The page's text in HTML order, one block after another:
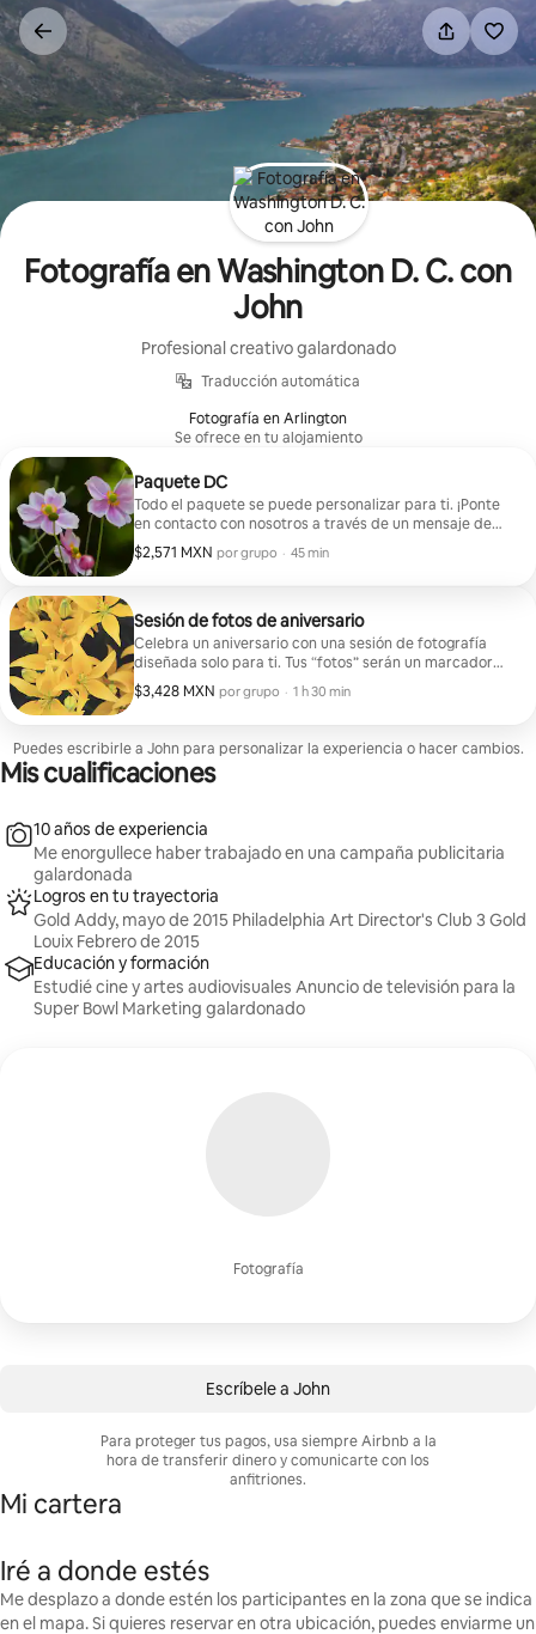
Ir
al
contenido
Fotografía en Washington D. C. con
John
Profesional creativo galardonado
Traducción automática
Fotografía en Arlington
Se ofrece en tu alojamiento
Paquete DC
Todo el paquete se puede personalizar para ti. ¡Ponte
en contacto con nosotros a través de un mensaje de
Airbnb para que lo hablemos! 1. Sesión de fotos en
grupo 2. Sesión de fotos individual (hasta 6 personas).
Monumento a Lincoln, Tidal Basin, Tudor Place, Corte
Suprema del Capitolio de los Estados Unidos.
$2,571 MXN por grupo
$2,571 MXN por grupo
, · 45 min
Sesión de fotos de aniversario
Celebra un aniversario con una sesión de fotografía
diseñada solo para ti. Tus “fotos” serán un marcador
en tu libro de recuerdos. Lo que obtendrás: 10 fotos
retocadas (varias poses) 10 fotos sin retoques
opción.
$3,428 MXN por grupo
$3,428 MXN por grupo
, · 1 h 30 min
Puedes escribirle a John para personalizar la experiencia o hacer cambios.
Mis cualificaciones
Fotografía
10 años de experiencia
Me enorgullece haber trabajado en una campaña publicitaria
galardonada
Logros en tu trayectoria
Gold Addy, mayo de 2015 Philadelphia Art Director's Club 3 Gold
Louix Febrero de 2015
Educación y formación
Estudié cine y artes audiovisuales Anuncio de televisión para la
Super Bowl Marketing galardonado
Escríbele a John
Para proteger tus pagos, usa siempre Airbnb a la
hora de transferir dinero y comunicarte con los
anfitriones.
Mi cartera
Iré a donde estés
Me desplazo a donde estén los participantes en la zona que se indica
en el mapa. Si quieres reservar en otra ubicación, puedes enviarme un